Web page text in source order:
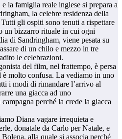
la famiglia reale inglese si prepara a
la celebre residenza della
gli ospiti sono tenuti a rispettare
un bizzarro rituale in cui ogni
di Sandringham, viene pesata su
di un chilo e mezzo in tre
le celebrazioni.
del film, nel frattempo, è persa
è molto confusa. La vediamo in uno
i modi di rimandare l’arrivo al
una giacca ad uno
perché la crede la giacca
Diana vagare irrequieta e
donatale da Carlo per Natale, e
alla quale si associa perché